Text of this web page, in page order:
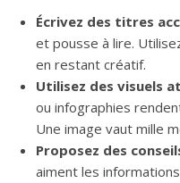
Écrivez des titres
et pousse à lire.
en restant créatif.
Utilisez des visuels
ou infographies
Une image vaut mille
Proposez des
aiment les